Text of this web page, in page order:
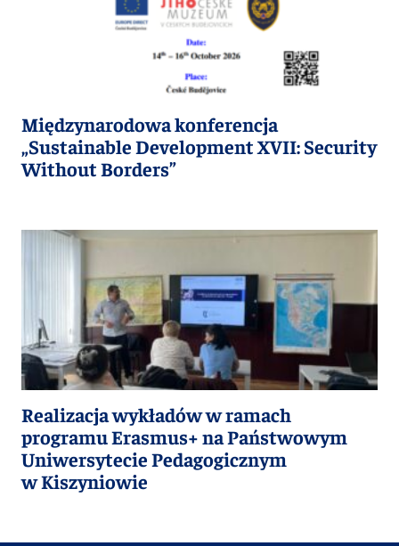
Międzynarodowa konferencja
„Sustainable Development XVII: Security
Without Borders”
Realizacja wykładów w ramach
programu Erasmus+ na Państwowym
Uniwersytecie Pedagogicznym
w Kiszyniowie